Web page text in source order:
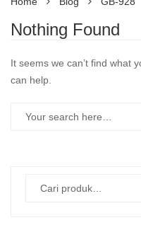
Nothing Found
It seems we can’t find what
can help.